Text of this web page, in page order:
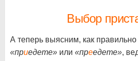
Выбор
А теперь выясним, как
«приедете» или «преедете»,